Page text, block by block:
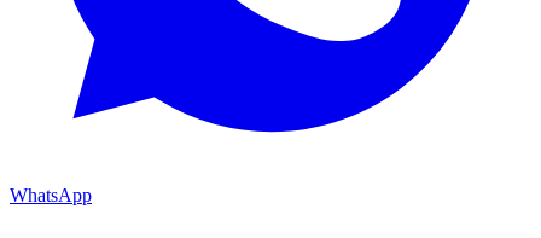
WhatsApp